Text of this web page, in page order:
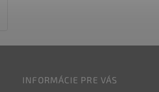
INFORMÁCIE PRE VÁS